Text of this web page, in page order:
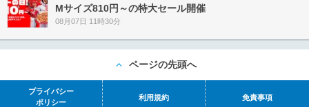
Mサイズ810円～の特大セール開催
08月07日 11時30分
ページの先頭へ
プライバシー
ポリシー
利用規約 免責事項